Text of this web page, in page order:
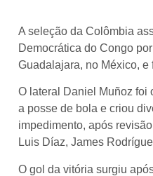
A seleção da Colômbia
Democrática do Congo
Guadalajara, no México,
O lateral Daniel Muñoz foi
a posse de bola e criou
impedimento, após
Luis Díaz, James
O gol da vitória surgiu